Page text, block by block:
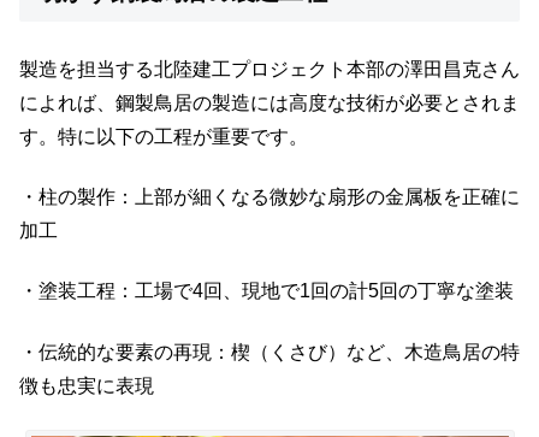
製造を担当する北陸建工プロジェクト本部の澤田昌克さん
によれば、鋼製鳥居の製造には高度な技術が必要とされま
す。特に以下の工程が重要です。
・柱の製作：上部が細くなる微妙な扇形の金属板を正確に
加工
・塗装工程：工場で4回、現地で1回の計5回の丁寧な塗装
・伝統的な要素の再現：楔（くさび）など、木造鳥居の特
徴も忠実に表現